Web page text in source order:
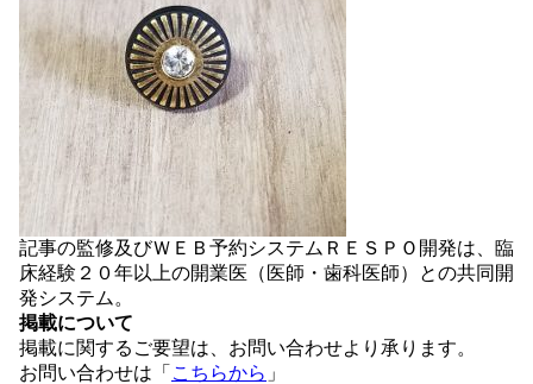
記事の監修及びＷＥＢ予約システムＲＥＳＰＯ開発は、臨
床経験２０年以上の開業医（医師・歯科医師）との共同開
発システム。
掲載について
掲載に関するご要望は、お問い合わせより承ります。
お問い合わせは「 こちらから 」